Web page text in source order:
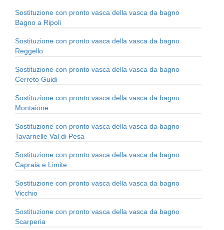
Sostituzione con pronto vasca della vasca da bagno
Bagno a Ripoli
Sostituzione con pronto vasca della vasca da bagno
Reggello
Sostituzione con pronto vasca della vasca da bagno
Cerreto Guidi
Sostituzione con pronto vasca della vasca da bagno
Montaione
Sostituzione con pronto vasca della vasca da bagno
Tavarnelle Val di Pesa
Sostituzione con pronto vasca della vasca da bagno
Capraia e Limite
Sostituzione con pronto vasca della vasca da bagno
Vicchio
Sostituzione con pronto vasca della vasca da bagno
Scarperia